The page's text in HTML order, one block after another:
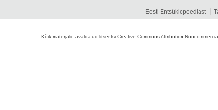
Eesti Entsüklopeediast
Kõik materjalid avaldatud litsentsi Creative Commons Attribution-